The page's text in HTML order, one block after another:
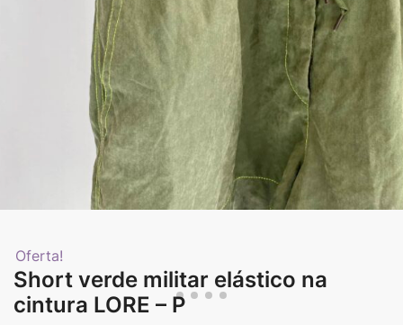
Oferta!
Short verde militar elástico na
cintura LORE – P